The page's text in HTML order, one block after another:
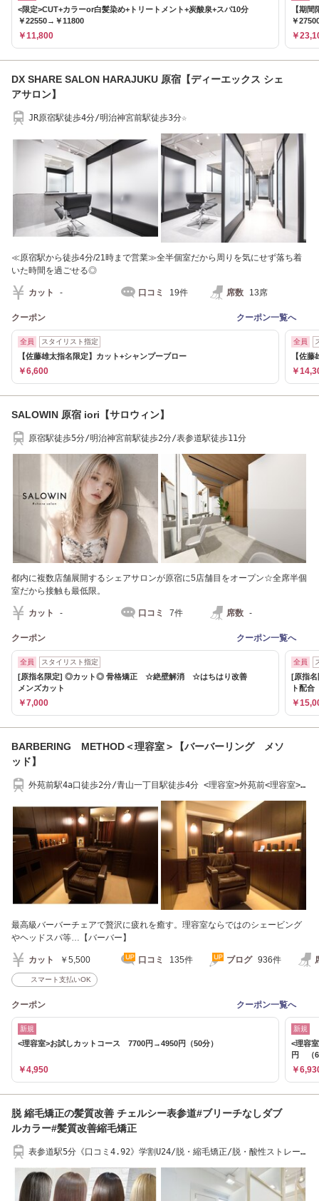
<限定>CUT+カラーor白髪染め+トリートメント+炭酸泉+スパ10分
￥22550→￥11800
￥11,800
【期
￥
￥
DX SHARE SALON HARAJUKU 原宿【ディーエックス シェ
アサロン】
JR原宿駅徒歩4分/明治神宮前駅徒歩3分☆
≪原宿駅から徒歩4分/21時まで営業≫全半個室だから周りを気にせず落ち着
いた時間を過ごせる◎
カット - 口コミ 19件 席数 13席
クーポン クーポン一覧へ
全員 スタイリスト指定
【佐藤雄太指名限定】カット+シャンプーブロー
￥6,600
全員
【佐
￥
SALOWIN 原宿 iori【サロウィン】
原宿駅徒歩5分/明治神宮前駅徒歩2分/表参道駅徒歩11分
都内に複数店舗展開するシェアサロンが原宿に5店舗目をオープン☆全席半個
室だから接触も最低限。
カット - 口コミ 7件 席数 -
クーポン クーポン一覧へ
全員 スタイリスト指定
[原指名限定] ◎カット◎ 骨格矯正 ☆絶壁解消 ☆はちはり改善
メンズカット
￥7,000
全員
[原指
ト配合
￥
BARBERING METHOD＜理容室＞【バーバーリング メソ
ッド】
外苑前駅4a口徒歩2分/青山一丁目駅徒歩4分 <理容室>外苑前<理容室>
最高級バーバーチェアで贅沢に疲れを癒す。理容室ならではのシェービング
やヘッドスパ等…【バーバー】
カット ￥5,500 口コミ 135件 ブログ 936件
スマート支払いOK
クーポン クーポン一覧へ
新規
<理容室>お試しカットコース 7700円→4950円（50分）
￥4,950
新規
<理容
円 （
￥
脱 縮毛矯正の髪質改善 チェルシー表参道#ブリーチなしダブ
ルカラー#髪質改善縮毛矯正
表参道駅5分《口コミ4.92》学割U24/脱・縮毛矯正/脱・酸性ストレー